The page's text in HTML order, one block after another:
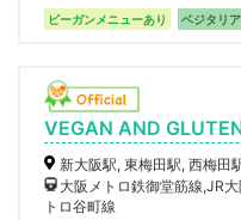
ビーガンメニューあり ベジタリ
VEGAN AND
新大阪駅, 東梅田駅, 西梅田
大阪メトロ鉄御堂筋線,JR
トロ谷町線